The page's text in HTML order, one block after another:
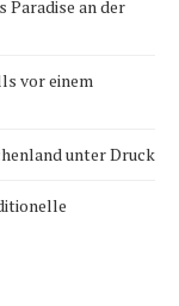
Paradise an der
vor einem
unter Druck